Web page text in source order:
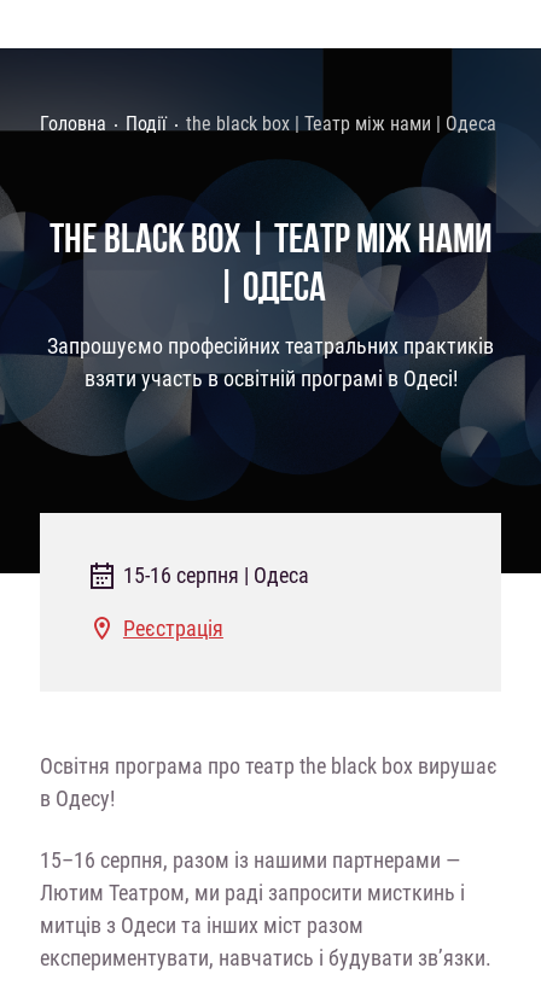
Головна Події the black box | Театр між нами | Одеса
THE BLACK BOX | ТЕАТР МІЖ НАМИ
| ОДЕСА
Запрошуємо професійних театральних практиків
взяти участь в освітній програмі в Одесі!
15-16 серпня | Одеса
Реєстрація
Освітня програма про театр the black box вирушає
в Одесу!
15–16 серпня, разом із нашими партнерами —
Лютим Театром, ми раді запросити мисткинь і
митців з Одеси та інших міст разом
експериментувати, навчатись і будувати зв’язки.